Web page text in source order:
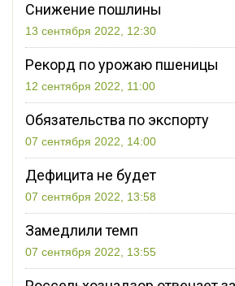
Снижение пошлины
13 сентября 2022, 12:30
Рекорд по урожаю пшеницы
12 сентября 2022, 11:00
Обязательства по экспорту
07 сентября 2022, 14:00
Дефицита не будет
07 сентября 2022, 13:58
Замедлили темп
07 сентября 2022, 13:55